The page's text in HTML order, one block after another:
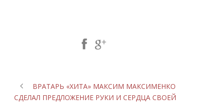
ВРАТАРЬ «ХИТА» МАКСИМ МАКСИМЕНКО
СДЕЛАЛ ПРЕДЛОЖЕНИЕ РУКИ И СЕРДЦА СВОЕЙ